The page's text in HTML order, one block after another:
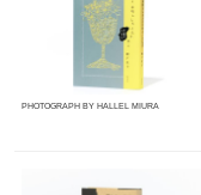
PHOTOGRAPH BY HALLEL MIURA